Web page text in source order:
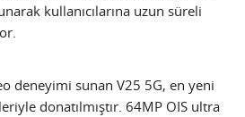
kullanıcılarına uzun süreli
deneyimi sunan V25 5G, en yeni
donatılmıştır. 64MP OIS ultra